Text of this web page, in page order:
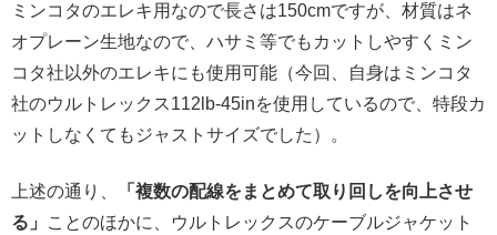
ミンコタのエレキ用なので長さは150cmですが、材質はネ
オプレーン生地なので、ハサミ等でもカットしやすくミン
コタ社以外のエレキにも使用可能（今回、自身はミンコタ
社のウルトレックス112lb-45inを使用しているので、特段カ
ットしなくてもジャストサイズでした）。
上述の通り、
「複数の配線をまとめて取り回しを向上させ
る」
ことのほかに、ウルトレックスのケーブルジャケット